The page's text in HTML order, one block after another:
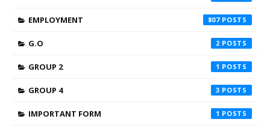
EMPLOYMENT 807
G.O 2
GROUP 2 1
GROUP 4 3
IMPORTANT FORM 1